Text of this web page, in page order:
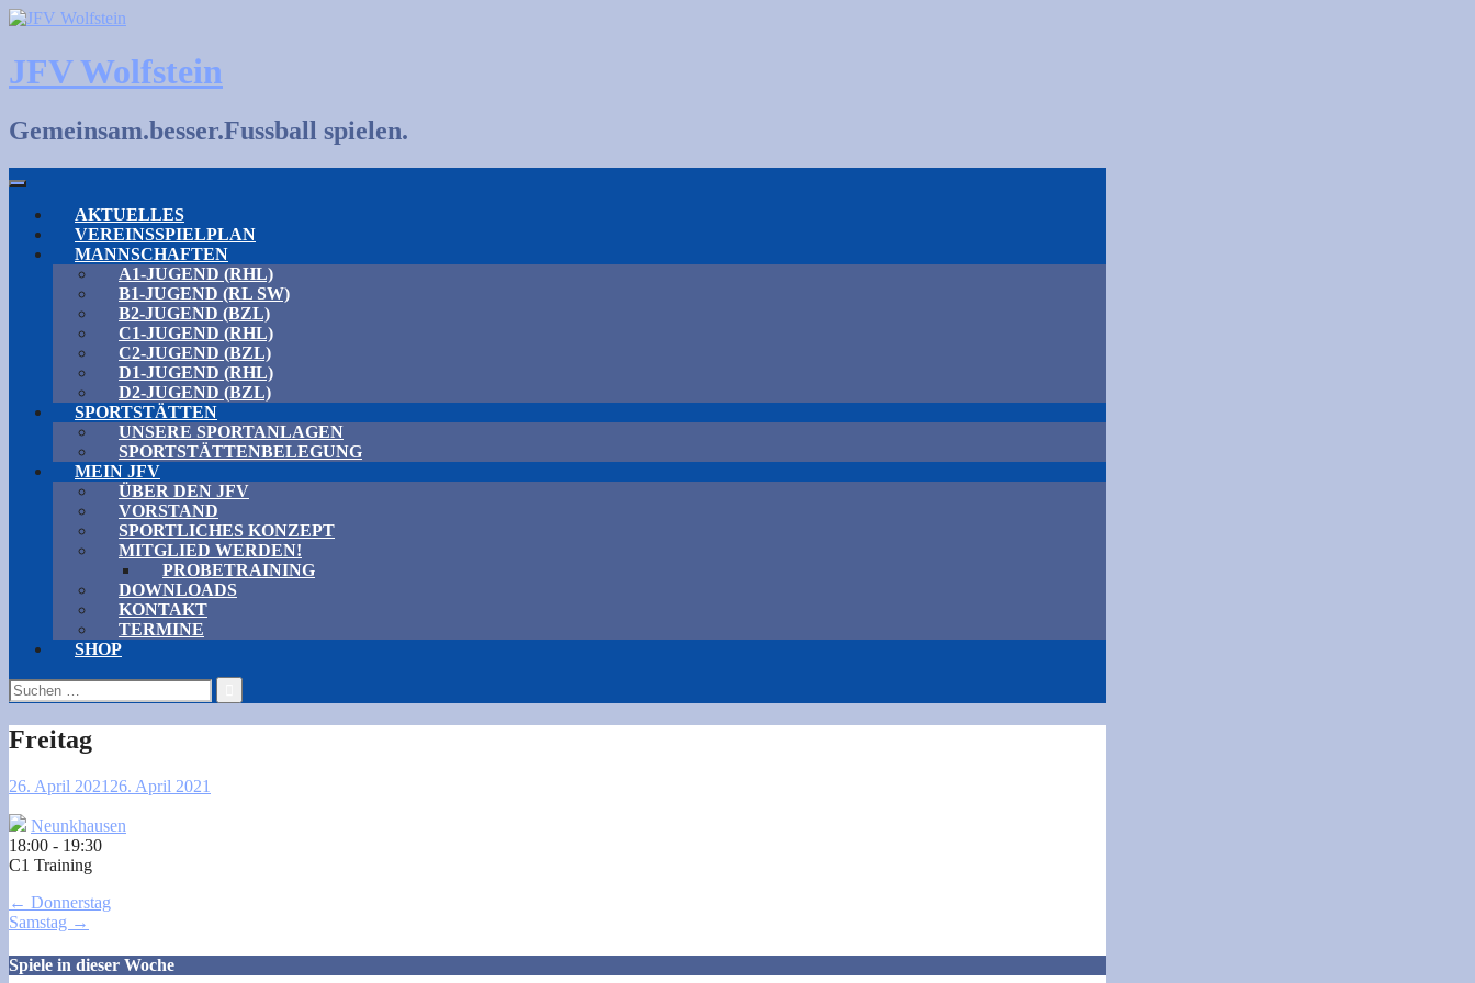
Skip
content
JFV Wolfstein
Gemeinsam.besser.Fussball spielen.
AKTUELLES
VEREINSSPIELPLAN
MANNSCHAFTEN
A1-JUGEND (RHL)
B1-JUGEND (RL SW)
B2-JUGEND (BZL)
C1-JUGEND (RHL)
C2-JUGEND (BZL)
D1-JUGEND (RHL)
D2-JUGEND (BZL)
SPORTSTÄTTEN
UNSERE SPORTANLAGEN
SPORTSTÄTTENBELEGUNG
MEIN JFV
ÜBER DEN JFV
VORSTAND
SPORTLICHES KONZEPT
MITGLIED WERDEN!
PROBETRAINING
DOWNLOADS
KONTAKT
TERMINE
SHOP
Suchen
nach:
Freitag
26. April 2021 26. April 2021
Neunkhausen
18:00 - 19:30
C1 Training
Post
navigation
← Donnerstag
Samstag →
Spiele in dieser Woche